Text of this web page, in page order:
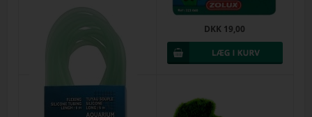
Varenr.60956
DKK 19,00